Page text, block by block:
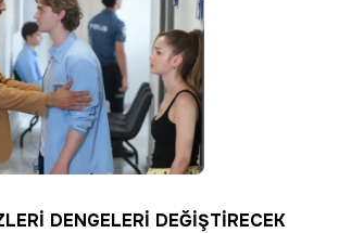
DENGELERİ DEĞİŞTİRECEK